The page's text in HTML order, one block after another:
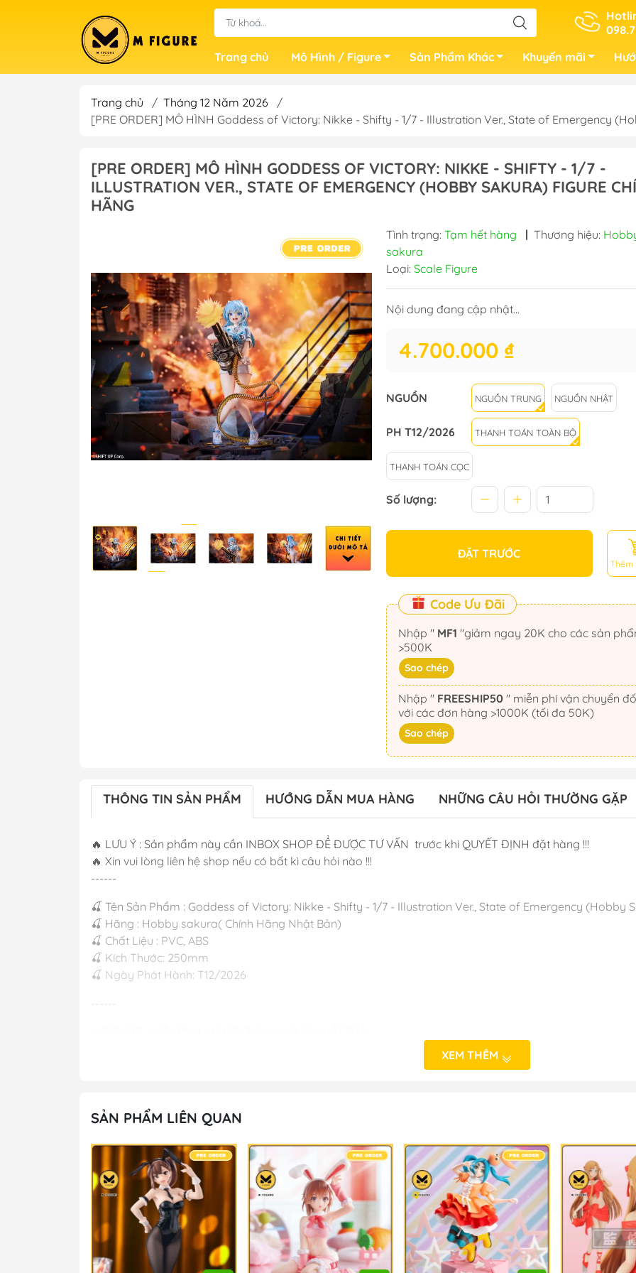
Trang chủ
Mô Hình / Figure Sản Phẩm Khác Khuyến mãi
Trang chủ / Tháng 12 Năm 2026
/
[PRE ORDER] MÔ HÌNH Goddess of Victory: Nikke - Shifty - 1/7 - Illustration Ver., State of Emergency
[PRE ORDER] MÔ HÌNH GODDESS OF VICTORY: NIKKE - SHIFTY - 1/7 -
ILLUSTRATION VER., STATE OF EMERGENCY (HOBBY SAKURA) FIGURE
HÃNG
Tình trạng: Tạm hết hàng | Thương hiệu:
sakura
Loại: Scale Figure
Nội dung đang cập nhật...
4.700.000 ₫
NGUỒN NGUỒN TRUNG NGUỒN NHẬT
PH T12/2026 THANH TOÁN TOÀN BỘ
THANH TOÁN CỌC
Số lượng:
ĐẶT TRƯỚC
Thêm
Code Ưu Đãi
Nhập " MF1
>500K
Sao chép
Nhập " FREESHIP50" miễn phí vận chuyển đối
với các đơn hàng >1000K (tối đa 50K)
Sao chép
THÔNG TIN SẢN PHẨM HƯỚNG DẪN MUA HÀNG NHỮNG CÂU HỎI THƯỜNG GẶP
🔥 LƯU Ý : Sản phẩm này cần INBOX SHOP ĐỂ ĐƯỢC TƯ VẤN trước khi QUYẾT ĐỊNH đặt hàng !!!
🔥 Xin vui lòng liên hệ shop nếu có bất kì câu hỏi nào !!!
------
🍒 Tên Sản Phẩm : Goddess of Victory: Nikke - Shifty - 1/7 - Illustration Ver., State of Emergency (Hobby
🍒 Hãng : Hobby sakura( Chính Hãng Nhật Bản)
🍒 Chất Liệu : PVC, ABS
🍒 Kích Thước: 250mm
🍒 Ngày Phát Hành: T12/2026
#figure #mo_hinh #mo_hinh_nhan_vat #mo_hinh_anime #anime_figure #figure
XEM THÊM
SẢN PHẨM LIÊN QUAN